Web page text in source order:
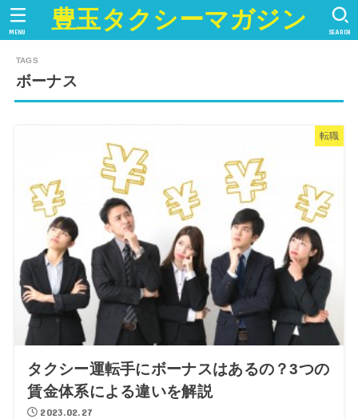
豊玉タクシーマガジン SEARCH
MENU
ボーナス
転職
タクシー運転手にボーナスはあるの？3つの
賃金体系による違いを解説
2023.02.27